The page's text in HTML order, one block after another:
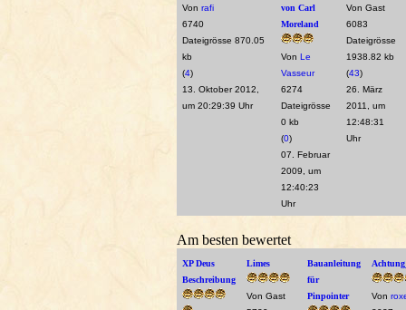
Von rafi
6740
Dateigrösse 870.05
kb
(4)
13. Oktober 2012,
um 20:29:39 Uhr
von Carl
Moreland
Von Le
Vasseur
6274
Dateigrösse
0 kb
(0)
07. Februar
2009, um
12:40:23
Uhr
Von Gast
6083
Dateigrösse
1938.82 kb
(43)
26. März
2011, um
12:48:31
Uhr
Am besten bewertet
XP Deus
Beschreibung
Limes
Von Gast
Bauanleitung
für
Pinpointer
Von